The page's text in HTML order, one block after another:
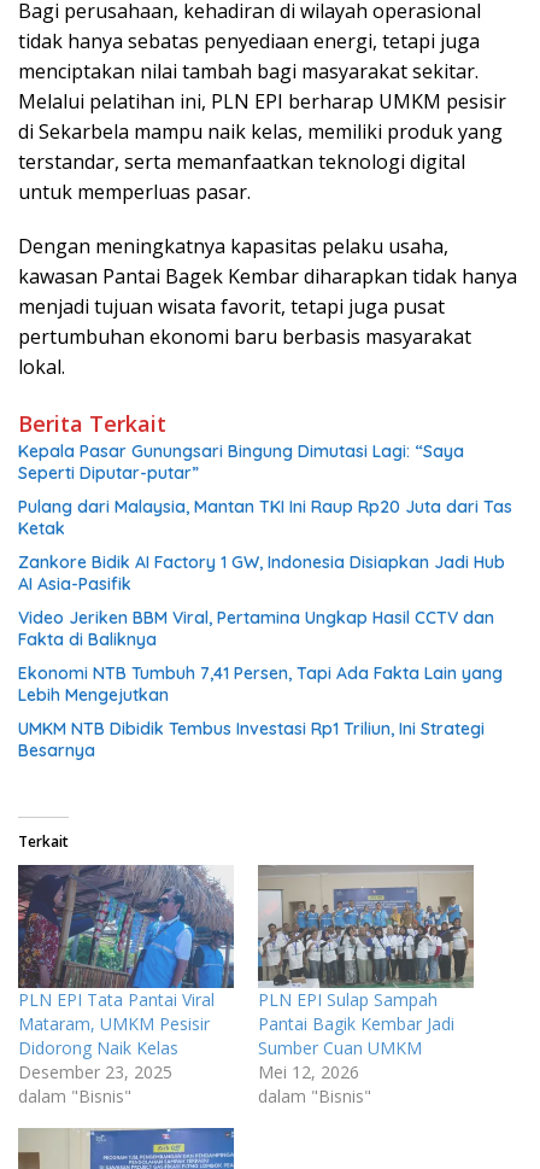
Bagi perusahaan, kehadiran di wilayah operasional
tidak hanya sebatas penyediaan energi, tetapi juga
menciptakan nilai tambah bagi masyarakat sekitar.
Melalui pelatihan ini, PLN EPI berharap UMKM pesisir
di Sekarbela mampu naik kelas, memiliki produk yang
terstandar, serta memanfaatkan teknologi digital
untuk memperluas pasar.
Dengan meningkatnya kapasitas pelaku usaha,
kawasan Pantai Bagek Kembar diharapkan tidak hanya
menjadi tujuan wisata favorit, tetapi juga pusat
pertumbuhan ekonomi baru berbasis masyarakat
lokal.
Berita Terkait
Kepala Pasar Gunungsari Bingung Dimutasi Lagi: “Saya
Seperti Diputar-putar”
Pulang dari Malaysia, Mantan TKI Ini Raup Rp20 Juta dari Tas
Ketak
Zankore Bidik AI Factory 1 GW, Indonesia Disiapkan Jadi Hub
AI Asia-Pasifik
Video Jeriken BBM Viral, Pertamina Ungkap Hasil CCTV dan
Fakta di Baliknya
Ekonomi NTB Tumbuh 7,41 Persen, Tapi Ada Fakta Lain yang
Lebih Mengejutkan
UMKM NTB Dibidik Tembus Investasi Rp1 Triliun, Ini Strategi
Besarnya
Terkait
PLN EPI Tata Pantai Viral
Mataram, UMKM Pesisir
Didorong Naik Kelas
Desember 23, 2025
dalam "Bisnis"
PLN EPI Sulap Sampah
Pantai Bagik Kembar Jadi
Sumber Cuan UMKM
Mei 12, 2026
dalam "Bisnis"